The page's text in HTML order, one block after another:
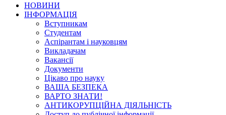
НОВИНИ
ІНФОРМАЦІЯ
Вступникам
Студентам
Аспірантам і науковцям
Викладачам
Вакансії
Документи
Цікаво про науку
ВАША БЕЗПЕКА
ВАРТО ЗНАТИ!
АНТИКОРУПЦІЙНА ДІЯЛЬНІСТЬ